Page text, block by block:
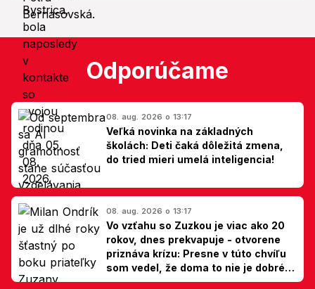
Odporúčame
08. aug. 2026 o 13:17
Veľká novinka na základných
školách: Deti čaká dôležitá zmena,
do tried mieri umelá inteligencia!
08. aug. 2026 o 13:17
Vo vzťahu so Zuzkou je viac ako 20
rokov, dnes prekvapuje - otvorene
priznáva krízu: Presne v túto chvíľu
som vedel, že doma to nie je dobré,
hovorí Milan Ondrík